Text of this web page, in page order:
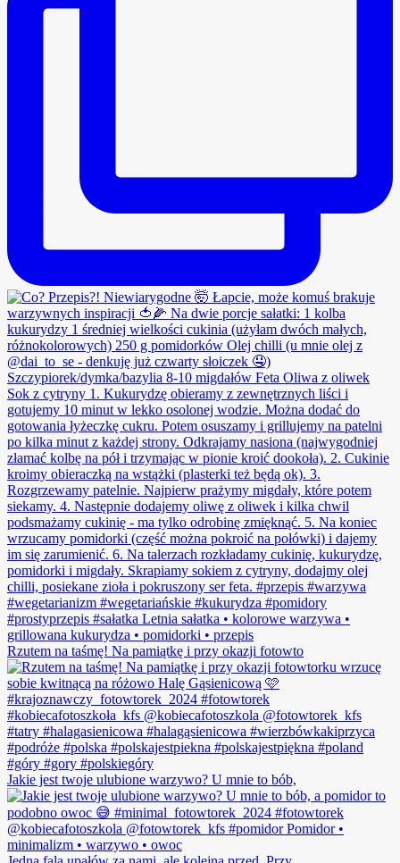
Rzutem na taśmę! Na pamiątkę i przy okazji fotowto
Jakie jest twoje ulubione warzywo? U mnie to bób,